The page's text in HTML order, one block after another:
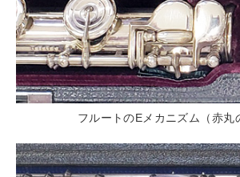
フルートのEメカニズム（赤丸